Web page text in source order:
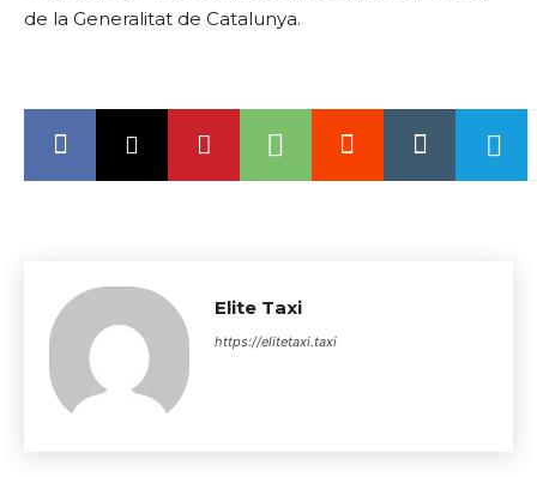
de la Generalitat de Catalunya.
Elite Taxi
https://elitetaxi.taxi